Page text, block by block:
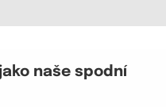
naše spodní